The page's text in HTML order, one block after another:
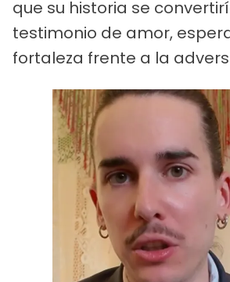
que su historia se
testimonio de amor,
fortaleza frente a la